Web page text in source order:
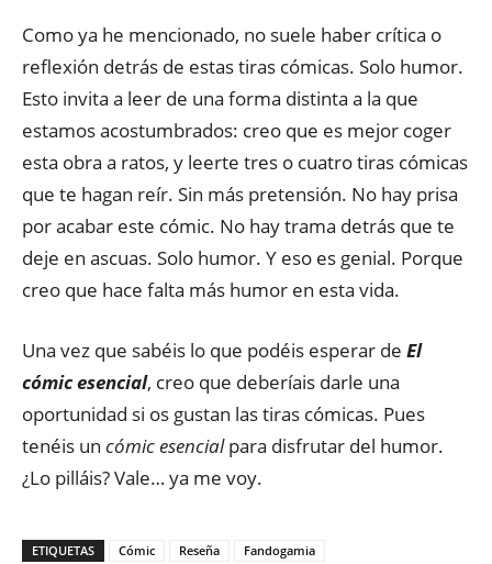
Como ya he mencionado, no suele haber crítica o
reflexión detrás de estas tiras cómicas. Solo humor.
Esto invita a leer de una forma distinta a la que
estamos acostumbrados: creo que es mejor coger
esta obra a ratos, y leerte tres o cuatro tiras cómicas
que te hagan reír. Sin más pretensión. No hay prisa
por acabar este cómic. No hay trama detrás que te
deje en ascuas. Solo humor. Y eso es genial. Porque
creo que hace falta más humor en esta vida.
Una vez que sabéis lo que podéis esperar de El
cómic esencial, creo que deberíais darle una
oportunidad si os gustan las tiras cómicas. Pues
tenéis un cómic esencialpara disfrutar del humor.
¿Lo pilláis? Vale… ya me voy.
ETIQUETAS Cómic Reseña Fandogamia